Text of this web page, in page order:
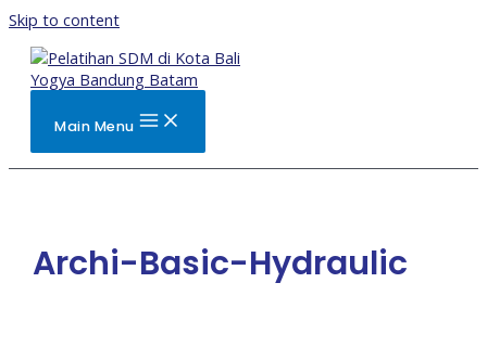
Skip to content
Main Menu
Archi-Basic-Hydraulic